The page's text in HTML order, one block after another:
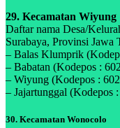
29. Kecamatan Wiyung
Daftar nama Desa/
Surabaya, Provinsi Jawa
– Balas Klumprik
– Babatan (Kodepos :
– Wiyung (Kodepos :
– Jajartunggal (Kodepos
30. Kecamatan Wonocolo